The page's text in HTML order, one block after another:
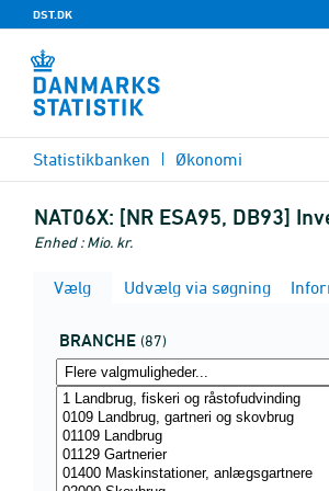
DST.DK
Statistikbanken Økonomi
NAT06X: [NR ESA95, DB93]
Enhed : Mio. kr.
Vælg Udvælg via søgning
BRANCHE (87)